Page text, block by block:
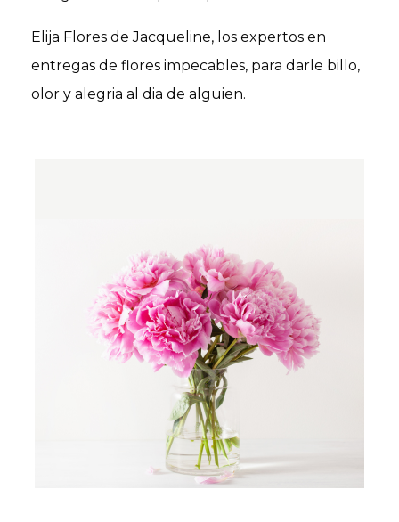
Elija Flores de Jacqueline, los expertos en
entregas de flores impecables, para darle billo,
olor y alegria al dia de alguien.